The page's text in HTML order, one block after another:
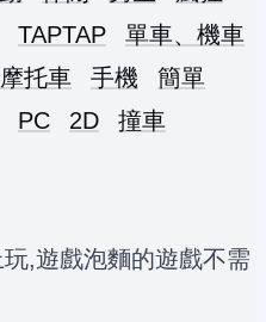
TAPTAP
單車、機車
托車 手機
簡單
PC 2D
撞車
,遊戲泡麵的遊戲不需